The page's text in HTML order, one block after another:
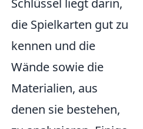
die Spielkarten gut zu
kennen und die
Wände sowie die
Materialien, aus
denen sie bestehen,